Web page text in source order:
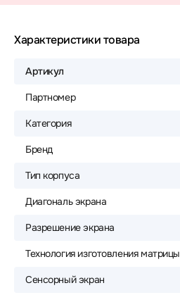
Характеристики товара
Артикул
Партномер
Категория
Бренд
Тип корпуса
Диагональ экрана
Разрешение экрана
Технология изготовления матрицы
Сенсорный экран